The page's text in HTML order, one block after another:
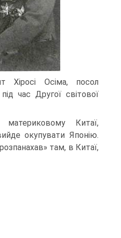
Хіросі Осіма, посол
час Другої світової
Китаї,
окупувати Японію.
там, в Китаї,